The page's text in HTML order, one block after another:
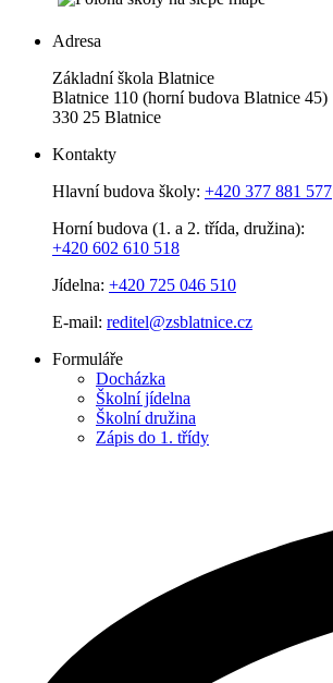
Adresa
Základní škola Blatnice
Blatnice 110 (horní budova Blatnice 45)
330 25 Blatnice
Kontakty
Hlavní budova školy: +420 377 881 577
Horní budova (1. a 2. třída, družina):
+420 602 610 518
Jídelna: +420 725 046 510
E-mail: reditel@zsblatnice.cz
Formuláře
Docházka
Školní jídelna
Školní družina
Zápis do 1. třídy